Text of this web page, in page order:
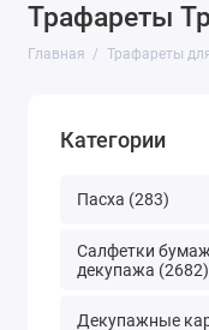
Трафареты
Главная Трафареты
Категории
Пасха (283)
Салфетки
декупажа (2682)
Декупажные